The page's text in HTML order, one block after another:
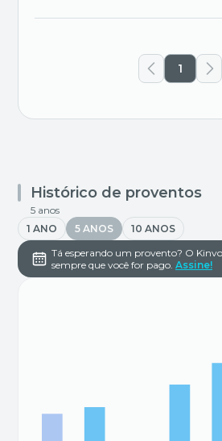
1
Histórico de proventos
5 anos
1 ANO
5 ANOS
10 ANOS
Tá esperando um provento? O
sempre que você for pago. Assine!